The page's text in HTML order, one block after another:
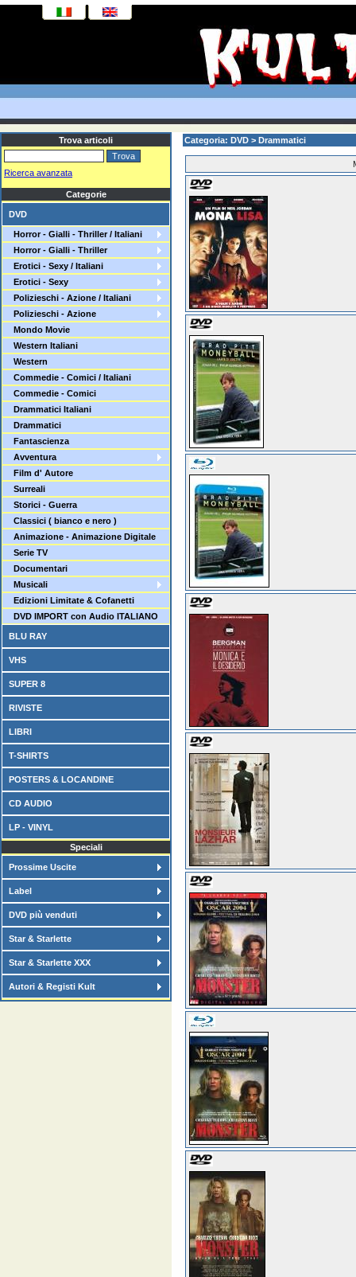
Trova articoli
Ricerca avanzata
Categorie
DVD
Horror - Gialli - Thriller / Italiani
Horror - Gialli - Thriller
Erotici - Sexy / Italiani
Erotici - Sexy
Polizieschi - Azione / Italiani
Polizieschi - Azione
Mondo Movie
Western Italiani
Western
Commedie - Comici / Italiani
Commedie - Comici
Drammatici Italiani
Drammatici
Fantascienza
Avventura
Film d' Autore
Surreali
Storici - Guerra
Classici ( bianco e nero )
Animazione - Animazione Digitale
Serie TV
Documentari
Musicali
Edizioni Limitate & Cofanetti
DVD IMPORT con Audio ITALIANO
BLU RAY
VHS
SUPER 8
RIVISTE
LIBRI
T-SHIRTS
POSTERS & LOCANDINE
CD AUDIO
LP - VINYL
Speciali
Prossime Uscite
Label
DVD più venduti
Star & Starlette
Star & Starlette XXX
Autori & Registi Kult
Categoria: DVD > Drammatici